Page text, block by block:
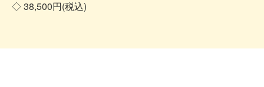
◇ 38,500円(税込)